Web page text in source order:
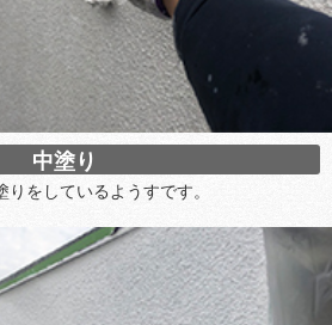
中塗り
をしているようすです。